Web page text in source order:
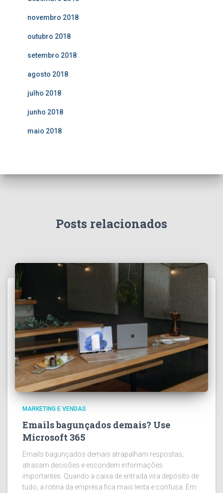
novembro 2018
outubro 2018
setembro 2018
agosto 2018
julho 2018
junho 2018
maio 2018
Posts relacionados
MARKETING E VENDAS
Emails bagunçados demais? Use
Microsoft 365
Emails bagunçados demais atrapalham respostas,
atrasam decisões e escondem informações
importantes. Quando a caixa de entrada vira depósito de
tudo, a rotina da empresa fica mais lenta e confusa. Em